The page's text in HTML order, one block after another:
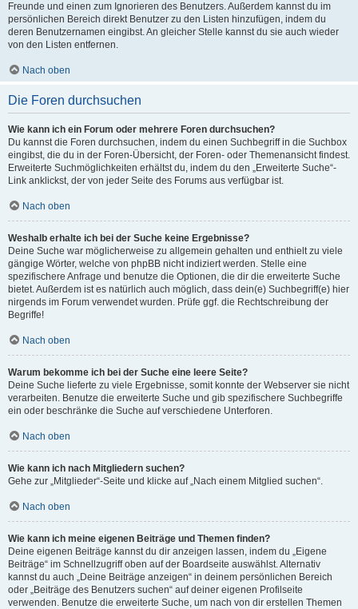
Freunde und einen zum Ignorieren des Benutzers. Außerdem kannst du im
persönlichen Bereich direkt Benutzer zu den Listen hinzufügen, indem du
deren Benutzernamen eingibst. An gleicher Stelle kannst du sie auch wieder
von den Listen entfernen.
Nach oben
Die Foren durchsuchen
Wie kann ich ein Forum oder mehrere Foren durchsuchen?
Du kannst die Foren durchsuchen, indem du einen Suchbegriff in die Suchbox
eingibst, die du in der Foren-Übersicht, der Foren- oder Themenansicht findest.
Erweiterte Suchmöglichkeiten erhältst du, indem du den „Erweiterte Suche“-
Link anklickst, der von jeder Seite des Forums aus verfügbar ist.
Nach oben
Weshalb erhalte ich bei der Suche keine Ergebnisse?
Deine Suche war möglicherweise zu allgemein gehalten und enthielt zu viele
gängige Wörter, welche von phpBB nicht indiziert werden. Stelle eine
spezifischere Anfrage und benutze die Optionen, die dir die erweiterte Suche
bietet. Außerdem ist es natürlich auch möglich, dass dein(e) Suchbegriff(e) hier
nirgends im Forum verwendet wurden. Prüfe ggf. die Rechtschreibung der
Begriffe!
Nach oben
Warum bekomme ich bei der Suche eine leere Seite?
Deine Suche lieferte zu viele Ergebnisse, somit konnte der Webserver sie nicht
verarbeiten. Benutze die erweiterte Suche und gib spezifischere Suchbegriffe
ein oder beschränke die Suche auf verschiedene Unterforen.
Nach oben
Wie kann ich nach Mitgliedern suchen?
Gehe zur „Mitglieder“-Seite und klicke auf „Nach einem Mitglied suchen“.
Nach oben
Wie kann ich meine eigenen Beiträge und Themen finden?
Deine eigenen Beiträge kannst du dir anzeigen lassen, indem du „Eigene
Beiträge“ im Schnellzugriff oben auf der Boardseite auswählst. Alternativ
kannst du auch „Deine Beiträge anzeigen“ in deinem persönlichen Bereich
oder „Beiträge des Benutzers suchen“ auf deiner eigenen Profilseite
verwenden. Benutze die erweiterte Suche, um nach von dir erstellen Themen